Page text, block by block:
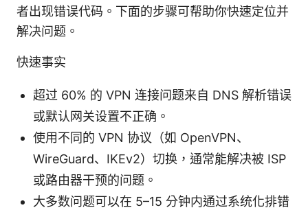
者出现错误代码。下面的步骤可帮助你快速定位并
解决问题。
快速事实
超过 60% 的 VPN 连接问题来自 DNS 解析错误
或默认网关设置不正确。
使用不同的 VPN 协议（如 OpenVPN、
WireGuard、IKEv2）切换，通常能解决被 ISP
或路由器干预的问题。
大多数问题可以在 5–15 分钟内通过系统化排错